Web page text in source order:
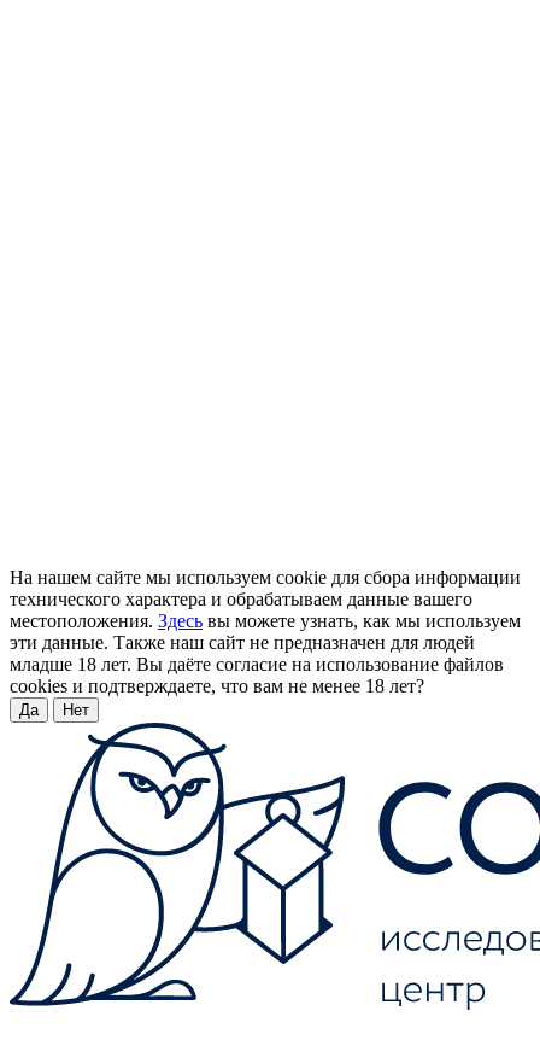
На нашем сайте мы используем cookie для сбора информации
технического характера и обрабатываем данные вашего
местоположения. Здесь вы можете узнать, как мы используем
эти данные. Также наш сайт не предназначен для людей
младше 18 лет. Вы даёте согласие на использование файлов
cookies и подтверждаете, что вам не менее 18 лет?
Да Нет